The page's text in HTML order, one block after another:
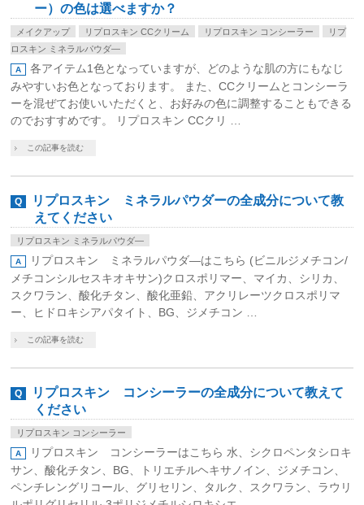
ー）の色は選べますか？
メイクアップ リプロスキン CCクリーム リプロスキン コンシーラー
リプ
ロスキン ミネラルパウダ―
各アイテム1色となっていますが、どのような肌の方にもなじ
みやすいお色となっております。 また、CCクリームとコンシーラ
ーを混ぜてお使いいただくと、お好みの色に調整することもできる
のでおすすめです。 リプロスキン CCクリ …
この記事を読む
リプロスキン ミネラルパウダーの全成分について教
えてください
リプロスキン ミネラルパウダ―
リプロスキン ミネラルパウダ―はこちら (ビニルジメチコン/
メチコンシルセスキオキサン)クロスポリマー、マイカ、シリカ、
スクワラン、酸化チタン、酸化亜鉛、アクリレーツクロスポリマ
ー、ヒドロキシアパタイト、BG、ジメチコン …
この記事を読む
リプロスキン コンシーラーの全成分について教えて
ください
リプロスキン コンシーラー
リプロスキン コンシーラーはこちら 水、シクロペンタシロキ
サン、酸化チタン、BG、トリエチルヘキサノイン、ジメチコン、
ペンチレングリコール、グリセリン、タルク、スクワラン、ラウリ